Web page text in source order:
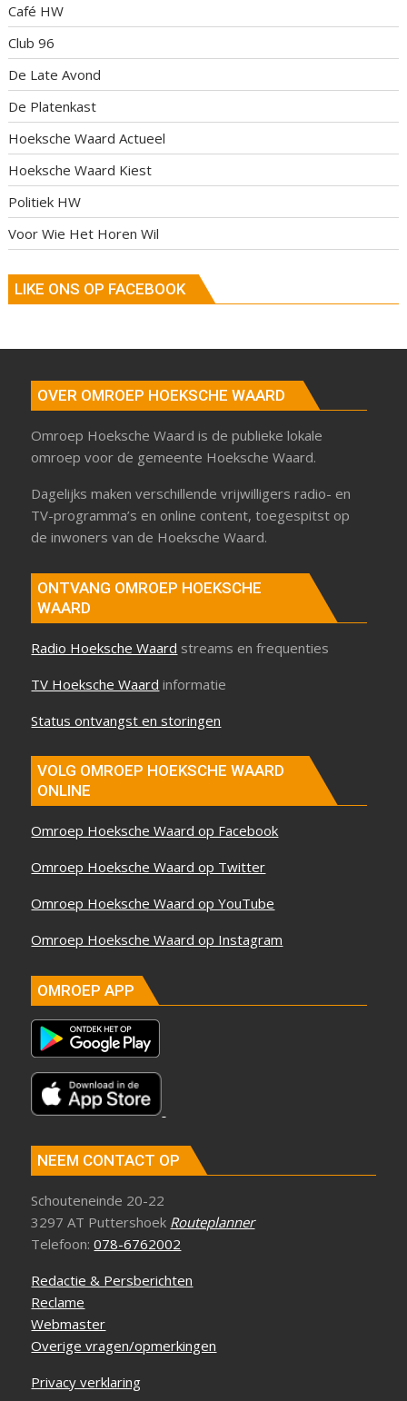
Café HW
Club 96
De Late Avond
De Platenkast
Hoeksche Waard Actueel
Hoeksche Waard Kiest
Politiek HW
Voor Wie Het Horen Wil
LIKE ONS OP FACEBOOK
OVER OMROEP HOEKSCHE WAARD
Omroep Hoeksche Waard is de publieke lokale
omroep voor de gemeente Hoeksche Waard.
Dagelijks maken verschillende vrijwilligers radio- en
TV-programma’s en online content, toegespitst op
de inwoners van de Hoeksche Waard.
ONTVANG OMROEP HOEKSCHE
WAARD
Radio Hoeksche Waard streams en frequenties
TV Hoeksche Waard informatie
Status ontvangst en storingen
VOLG OMROEP HOEKSCHE WAARD
ONLINE
Omroep Hoeksche Waard op Facebook
Omroep Hoeksche Waard op Twitter
Omroep Hoeksche Waard op YouTube
Omroep Hoeksche Waard op Instagram
OMROEP APP
NEEM CONTACT OP
Schouteneinde 20-22
3297 AT Puttershoek Routeplanner
Telefoon:078-6762002
Redactie & Persberichten
Reclame
Webmaster
Overige vragen/opmerkingen
Privacy verklaring